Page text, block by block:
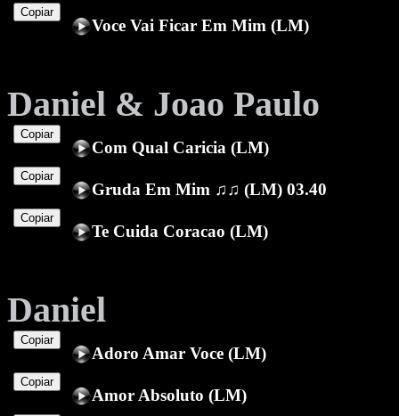
Voce Vai Ficar Em Mim (LM)
Copiar
Daniel & Joao Paulo
Com Qual Caricia (LM)
Copiar
Gruda Em Mim ♫♫ (LM) 03.40
Copiar
Te Cuida Coracao (LM)
Copiar
Daniel
Adoro Amar Voce (LM)
Copiar
Amor Absoluto (LM)
Copiar